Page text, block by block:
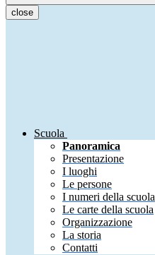
close
Scuola
Panoramica
Presentazione
I luoghi
Le persone
I numeri della scuola
Le carte della scuola
Organizzazione
La storia
Contatti